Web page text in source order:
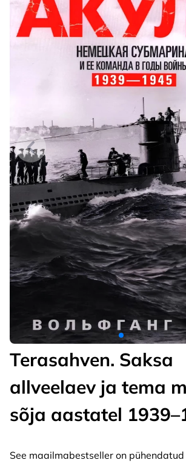
Terasahven. Saksa
allveelaev ja tema
sõja aastatel
See maailmabestseller on pühendatud